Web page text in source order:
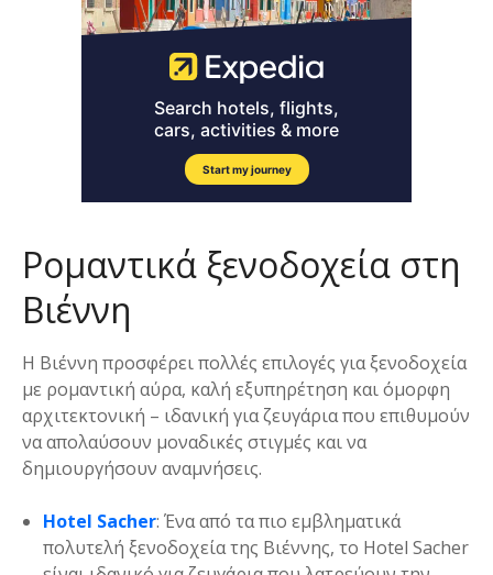
Ρομαντικά ξενοδοχεία στη
Βιέννη
Η Βιέννη προσφέρει πολλές επιλογές για ξενοδοχεία
με ρομαντική αύρα, καλή εξυπηρέτηση και όμορφη
αρχιτεκτονική – ιδανική για ζευγάρια που επιθυμούν
να απολαύσουν μοναδικές στιγμές και να
δημιουργήσουν αναμνήσεις.
Hotel Sacher: Ένα από τα πιο εμβληματικά
πολυτελή ξενοδοχεία της Βιέννης, το Hotel Sacher